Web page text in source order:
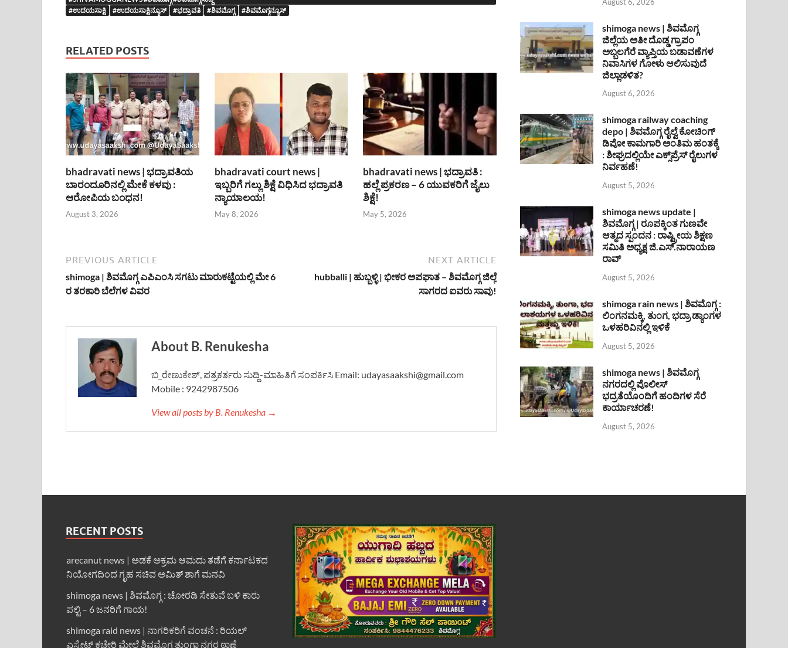
#ಉದಯಸಾಕ್ಷಿ
#ಉದಯಸಾಕ್ಷಿನ್ಯೂಸ್ #ಭದ್ರಾವತಿ #ಶಿವಮೊಗ್ಗ #ಶಿವಮೊಗ್ಗನ್ಯೂಸ್
RELATED POSTS
bhadravati news | ಭದ್ರಾವತಿಯ
ಬಾರಂದೂರಿನಲ್ಲಿ ಮೇಕೆ ಕಳವು :
ಆರೋಪಿಯ ಬಂಧನ!
August 3, 2026
bhadravati court news |
ಇಬ್ಬರಿಗೆ ಗಲ್ಲು ಶಿಕ್ಷೆ ವಿಧಿಸಿದ ಭದ್ರಾವತಿ
ನ್ಯಾಯಾಲಯ!
May 8, 2026
bhadravati news | ಭದ್ರಾವತಿ :
ಹಲ್ಲೆ ಪ್ರಕರಣ – 6 ಯುವಕರಿಗೆ ಜೈಲು
ಶಿಕ್ಷೆ!
May 5, 2026
PREVIOUS ARTICLE
shimoga | ಶಿವಮೊಗ್ಗ ಎಪಿಎಂಸಿ ಸಗಟು ಮಾರುಕಟ್ಟೆಯಲ್ಲಿ ಮೇ 6
ರ ತರಕಾರಿ ಬೆಲೆಗಳ ವಿವರ
NEXT ARTICLE
hubballi | ಹುಬ್ಬಳ್ಳಿ | ಭೀಕರ ಅಪಘಾತ – ಶಿವಮೊಗ್ಗ ಜಿಲ್ಲೆ
ಸಾಗರದ ಐವರು ಸಾವು!
About B. Renukesha
ಬಿ_ರೇಣುಕೇಶ್, ಪತ್ರಕರ್ತರು ಸುದ್ದಿ-ಮಾಹಿತಿಗೆ ಸಂಪರ್ಕಿಸಿ Email: udayasaakshi@gmail.com
Mobile : 9242987506
View all posts by B. Renukesha →
shimoga news | ಶಿವಮೊಗ್ಗ
ಜಿಲ್ಲೆಯ ಅತೀ ದೊಡ್ಡ ಗ್ರಾಪಂ
ಅಬ್ಬಲಗೆರೆ ವ್ಯಾಪ್ತಿಯ ಬಡಾವಣೆಗಳ
ನಿವಾಸಿಗಳ ಗೋಳು ಆಲಿಸುವುದೆ
ಜಿಲ್ಲಾಡಳಿತ?
August 6, 2026
shimoga railway coaching
depo | ಶಿವಮೊಗ್ಗ ರೈಲ್ವೆ ಕೋಚಿಂಗ್
ಡಿಪೋ ಕಾಮಗಾರಿ ಅಂತಿಮ ಹಂತಕ್ಕೆ
: ಶೀಘ್ರದಲ್ಲಿಯೇ ಎಕ್ಸ್‌ಪ್ರೆಸ್ ರೈಲುಗಳ
ನಿರ್ವಹಣೆ!
August 5, 2026
shimoga news update |
ಶಿವಮೊಗ್ಗ | ರೂಪಕ್ಕಿಂತ ಗುಣವೇ
ಆತ್ಮದ ಸ್ಪಂದನ : ರಾಷ್ಟ್ರೀಯ ಶಿಕ್ಷಣ
ಸಮಿತಿ ಅಧ್ಯಕ್ಷ ಜಿ.ಎಸ್.ನಾರಾಯಣ
ರಾವ್
August 5, 2026
shimoga rain news | ಶಿವಮೊಗ್ಗ :
ಲಿಂಗನಮಕ್ಕಿ, ತುಂಗ, ಭದ್ರಾ ಡ್ಯಾಂಗಳ
ಒಳಹರಿವಿನಲ್ಲಿ ಇಳಿಕೆ
August 5, 2026
shimoga news | ಶಿವಮೊಗ್ಗ
ನಗರದಲ್ಲಿ ಪೊಲೀಸ್
ಭದ್ರತೆಯೊಂದಿಗೆ ಹಂದಿಗಳ ಸೆರೆ
ಕಾರ್ಯಾಚರಣೆ!
August 5, 2026
RECENT POSTS
arecanut news | ಅಡಕೆ ಅಕ್ರಮ ಆಮದು ತಡೆಗೆ ಕರ್ನಾಟಕದ
ನಿಯೋಗದಿಂದ ಗೃಹ ಸಚಿವ ಅಮಿತ್ ಶಾಗೆ ಮನವಿ
shimoga news | ಶಿವಮೊಗ್ಗ : ಚೋರಡಿ ಸೇತುವೆ ಬಳಿ ಕಾರು
ಪಲ್ಟಿ – 6 ಜನರಿಗೆ ಗಾಯ!
shimoga raid news | ನಾಗರಿಕರಿಗೆ ವಂಚನೆ : ರಿಯಲ್
ಎಸ್ಟೇಟ್ ಕಚೇರಿ ಮೇಲೆ ಶಿವಮೊಗ್ಗ ತುಂಗಾ ನಗರ ಠಾಣೆ